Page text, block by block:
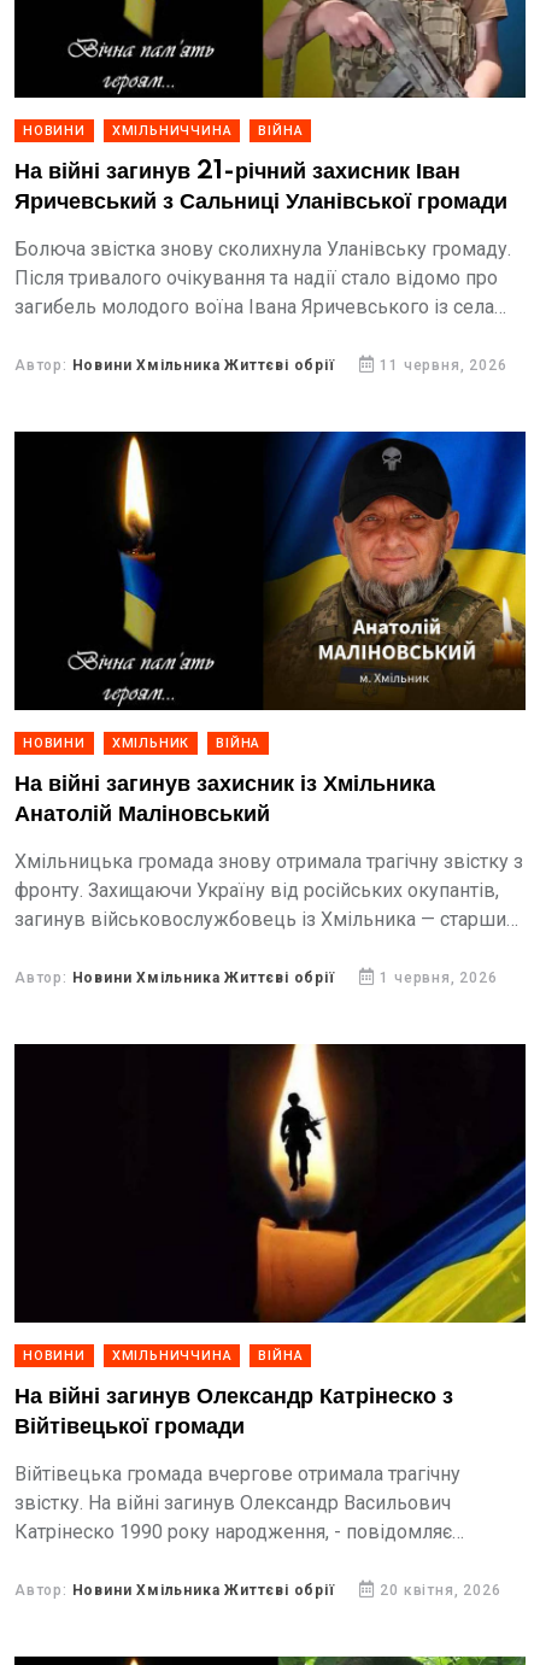
НОВИНИ ХМІЛЬНИЧЧИНА ВІЙНА
На війні загинув 21-річний захисник Іван
Яричевський з Сальниці Уланівської громади
Болюча звістка знову сколихнула Уланівську громаду.
Після тривалого очікування та надії стало відомо про
загибель молодого воїна Івана Яричевського із села
Герою назавжди залишиться...
Автор: Новини Хмільника Життєві обрії 11 червня, 2026
НОВИНИ ХМІЛЬНИК ВІЙНА
На війні загинув захисник із Хмільника
Анатолій Маліновський
Хмільницька громада знову отримала трагічну звістку з
фронту. Захищаючи Україну від російських окупантів,
загинув військовослужбовець із Хмільника — старший
Автор: Новини Хмільника Життєві обрії 1 червня, 2026
НОВИНИ ХМІЛЬНИЧЧИНА ВІЙНА
На війні загинув Олександр Катрінеско з
Війтівецької громади
Війтівецька громада вчергове отримала трагічну
звістку. На війні загинув Олександр Васильович
Катрінеско 1990 року народження, - повідомляє
Автор: Новини Хмільника Життєві обрії 20 квітня, 2026